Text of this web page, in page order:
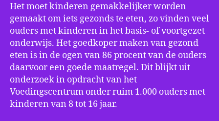
Het moet kinderen gemakkelijker worden
gemaakt om iets gezonds te eten, zo vinden veel
ouders met kinderen in het basis- of voortgezet
onderwijs. Het goedkoper maken van gezond
eten is in de ogen van 86 procent van de ouders
daarvoor een goede maatregel. Dit blijkt uit
onderzoek in opdracht van het
Voedingscentrum onder ruim 1.000 ouders met
kinderen van 8 tot 16 jaar.